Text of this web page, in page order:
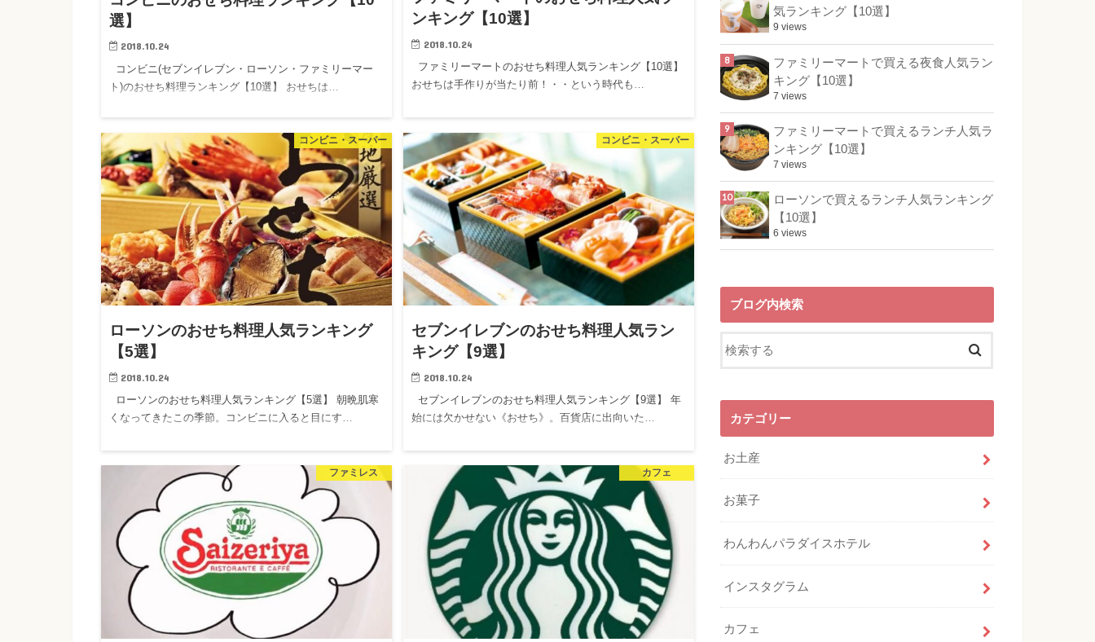
選】
2018.10.24
コンビニ(セブンイレブン・ローソン・ファミリーマー
ト)のおせち料理ランキング【10選】 おせちは…
ンキング【10選】
2018.10.24
ファミリーマートのおせち料理人気ランキング【10選】
おせちは手作りが当たり前！・・という時代も…
コンビニ・スーパー
ローソンのおせち料理人気ランキング
【5選】
2018.10.24
ローソンのおせち料理人気ランキング【5選】 朝晩肌寒
くなってきたこの季節。コンビニに入ると目にす…
コンビニ・スーパー
セブンイレブンのおせち料理人気ラン
キング【9選】
2018.10.24
セブンイレブンのおせち料理人気ランキング【9選】 年
始には欠かせない《おせち》。百貨店に出向いた…
ファミレス カフェ
気ランキング【10選】
9 views
ファミリーマートで買える夜食人気ラン
キング【10選】
7 views
ファミリーマートで買えるランチ人気ラ
ンキング【10選】
7 views
ローソンで買えるランチ人気ランキング
【10選】
6 views
ブログ内検索
カテゴリー
お土産
お菓子
わんわんパラダイスホテル
インスタグラム
カフェ